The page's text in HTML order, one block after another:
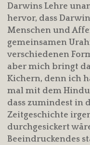
Darwins Lehre
hervor, dass
Menschen und
gemeinsamen
verschiedenen
aber mich bringt
Kichern, denn ich
mal mit dem
dass zumindest in
Zeitgeschichte
durchgesickert
Beeindruckendes